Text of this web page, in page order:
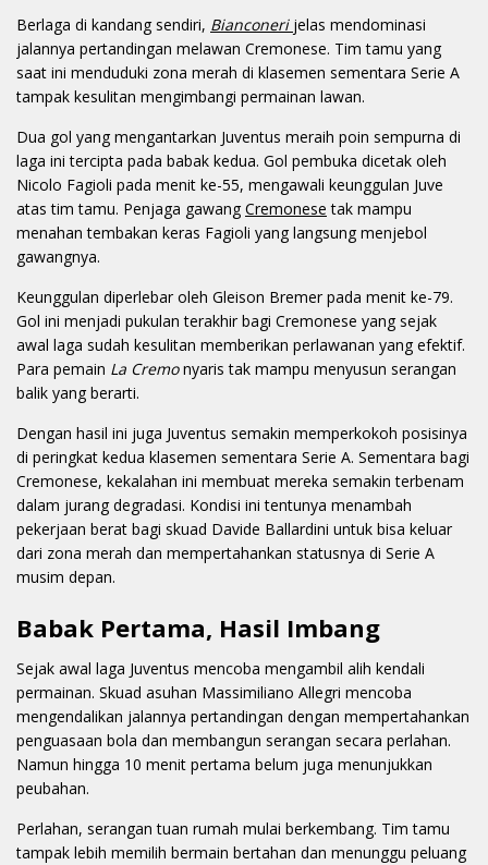
Berlaga di kandang sendiri, Bianconeri jelas mendominasi
jalannya pertandingan melawan Cremonese. Tim tamu yang
saat ini menduduki zona merah di klasemen sementara Serie A
tampak kesulitan mengimbangi permainan lawan.
Dua gol yang mengantarkan Juventus meraih poin sempurna di
laga ini tercipta pada babak kedua. Gol pembuka dicetak oleh
Nicolo Fagioli pada menit ke-55, mengawali keunggulan Juve
atas tim tamu. Penjaga gawang Cremonese tak mampu
menahan tembakan keras Fagioli yang langsung menjebol
gawangnya.
Keunggulan diperlebar oleh Gleison Bremer pada menit ke-79.
Gol ini menjadi pukulan terakhir bagi Cremonese yang sejak
awal laga sudah kesulitan memberikan perlawanan yang efektif.
Para pemain La Cremonyaris tak mampu menyusun serangan
balik yang berarti.
Dengan hasil ini juga Juventus semakin memperkokoh posisinya
di peringkat kedua klasemen sementara Serie A. Sementara bagi
Cremonese, kekalahan ini membuat mereka semakin terbenam
dalam jurang degradasi. Kondisi ini tentunya menambah
pekerjaan berat bagi skuad Davide Ballardini untuk bisa keluar
dari zona merah dan mempertahankan statusnya di Serie A
musim depan.
Babak Pertama, Hasil Imbang
Sejak awal laga Juventus mencoba mengambil alih kendali
permainan. Skuad asuhan Massimiliano Allegri mencoba
mengendalikan jalannya pertandingan dengan mempertahankan
penguasaan bola dan membangun serangan secara perlahan.
Namun hingga 10 menit pertama belum juga menunjukkan
peubahan.
Perlahan, serangan tuan rumah mulai berkembang. Tim tamu
tampak lebih memilih bermain bertahan dan menunggu peluang